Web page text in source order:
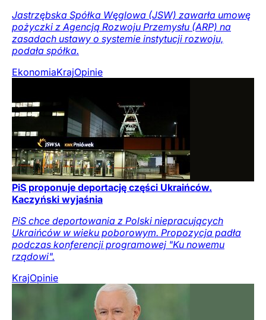
Jastrzębska Spółka Węglowa (JSW) zawarła umowę
pożyczki z Agencją Rozwoju Przemysłu (ARP) na
zasadach ustawy o systemie instytucji rozwoju,
podała spółka.
EkonomiaKrajOpinie
PiS proponuje deportację części Ukraińców.
Kaczyński wyjaśnia
PiS chce deportowania z Polski niepracujących
Ukraińców w wieku poborowym. Propozycja padła
podczas konferencji programowej "Ku nowemu
rządowi".
KrajOpinie